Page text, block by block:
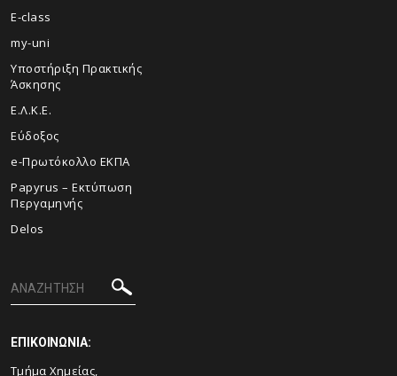
E-class
my-uni
Υποστήριξη Πρακτικής
Άσκησης
Ε.Λ.Κ.Ε.
Εύδοξος
e-Πρωτόκολλο ΕΚΠΑ
Papyrus – Εκτύπωση
Περγαμηνής
Delos
ΕΠΙΚΟΙΝΩΝΙΑ:
Τμήμα Χημείας,